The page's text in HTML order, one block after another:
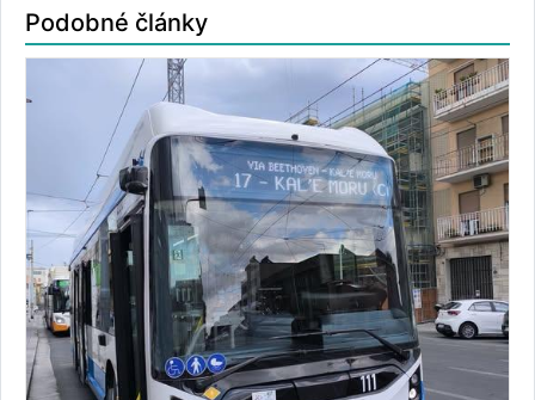
Podobné články